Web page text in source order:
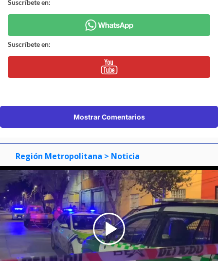
Suscríbete en:
Suscríbete en:
Mostrar Comentarios
Región Metropolitana > Noticia